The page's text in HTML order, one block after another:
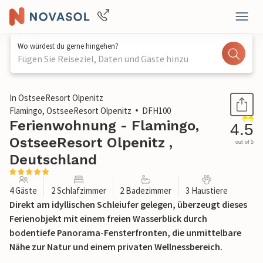
Wo würdest du gerne hingehen?
Fügen Sie Reiseziel, Daten und Gäste hinzu
1 / 22
In OstseeResort Olpenitz
Flamingo, OstseeResort Olpenitz
DFH100
Ferienwohnung - Flamingo,
OstseeResort Olpenitz ,
Deutschland
4.5
out of 5
4 Gäste 2 Schlafzimmer 2 Badezimmer 3 Haustiere
Direkt am idyllischen Schleiufer gelegen, überzeugt dieses
Ferienobjekt mit einem freien Wasserblick durch
bodentiefe Panorama-Fensterfronten, die unmittelbare
Nähe zur Natur und einem privaten Wellnessbereich.